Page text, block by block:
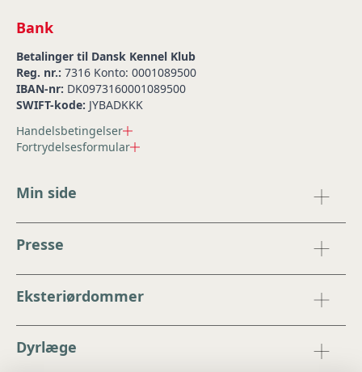
Bank
Betalinger til Dansk Kennel Klub
Reg. nr.: 7316 Konto: 0001089500
IBAN-nr: DK0973160001089500
SWIFT-kode: JYBADKKK
Handelsbetingelser
Fortrydelsesformular
Min side
Presse
Eksteriørdommer
Dyrlæge